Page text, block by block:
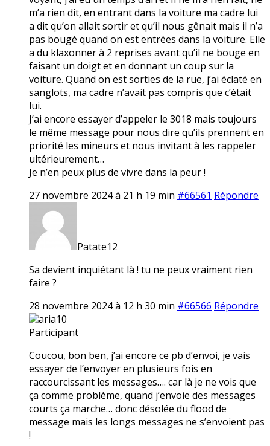
m’a rien dit, en entrant dans la voiture ma cadre lui
a dit qu’on allait sortir et qu’il nous gênait mais il n’a
pas bougé quand on est entrées dans la voiture. Elle
a du klaxonner à 2 reprises avant qu’il ne bouge en
faisant un doigt et en donnant un coup sur la
voiture. Quand on est sorties de la rue, j’ai éclaté en
sanglots, ma cadre n’avait pas compris que c’était
lui.
J’ai encore essayer d’appeler le 3018 mais toujours
le même message pour nous dire qu’ils prennent en
priorité les mineurs et nous invitant à les rappeler
ultérieurement…
Je n’en peux plus de vivre dans la peur !
27 novembre 2024 à 21 h 19 min #66561 Répondre
Patate12
Sa devient inquiétant là ! tu ne peux vraiment rien
faire ?
28 novembre 2024 à 12 h 30 min #66566 Répondre
aria10
Participant
Coucou, bon ben, j’ai encore ce pb d’envoi, je vais
essayer de l’envoyer en plusieurs fois en
raccourcissant les messages…. car là je ne vois que
ça comme problème, quand j’envoie des messages
courts ça marche… donc désolée du flood de
message mais les longs messages ne s’envoient pas
!